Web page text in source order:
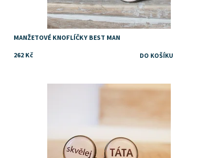
MANŽETOVÉ KNOFLÍČKY BEST MAN
262 Kč
Dostupnost: Skladem